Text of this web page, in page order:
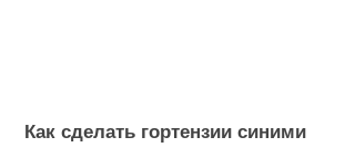
Как сделать гортензии синими